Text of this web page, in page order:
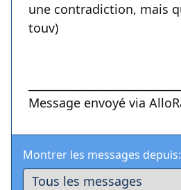
une contradiction, mais
touv)
Message envoyé via
Montrer les messages depuis: